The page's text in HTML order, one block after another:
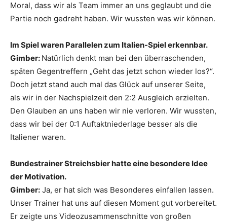
Moral, dass wir als Team immer an uns geglaubt und die
Partie noch gedreht haben. Wir wussten was wir können.
Im Spiel waren Parallelen zum Italien-Spiel erkennbar.
Gimber: Natürlich denkt man bei den überraschenden,
späten Gegentreffern „Geht das jetzt schon wieder los?“.
Doch jetzt stand auch mal das Glück auf unserer Seite,
als wir in der Nachspielzeit den 2:2 Ausgleich erzielten.
Den Glauben an uns haben wir nie verloren. Wir wussten,
dass wir bei der 0:1 Auftaktniederlage besser als die
Italiener waren.
Bundestrainer Streichsbier hatte eine besondere Idee
der Motivation.
Gimber: Ja, er hat sich was Besonderes einfallen lassen.
Unser Trainer hat uns auf diesen Moment gut vorbereitet.
Er zeigte uns Videozusammenschnitte von großen